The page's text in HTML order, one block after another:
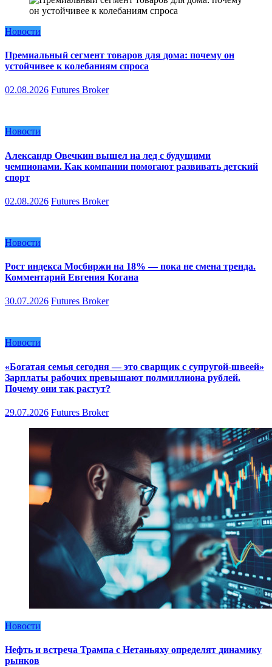
Новости
Премиальный сегмент товаров для дома: почему он
устойчивее к колебаниям спроса
02.08.2026 Futures Broker
Новости
Александр Овечкин вышел на лед с будущими
чемпионами. Как компании помогают развивать детский
спорт
02.08.2026 Futures Broker
Новости
Рост индекса Мосбиржи на 18% — пока не смена тренда.
Комментарий Евгения Когана
30.07.2026 Futures Broker
Новости
«Богатая семья сегодня — это сварщик с супругой-швеей»
Зарплаты рабочих превышают полмиллиона рублей.
Почему они так растут?
29.07.2026 Futures Broker
Новости
Нефть и встреча Трампа с Нетаньяху определят динамику
рынков